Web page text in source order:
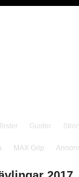
Guider
MAX Grip